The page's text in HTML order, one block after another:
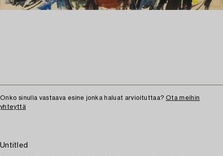
Onko sinulla vastaava esine jonka haluat arvioituttaa? Ota meihin
yhteyttä
Untitled